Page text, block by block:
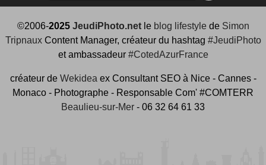
©2006-2025 JeudiPhoto.netle blog lifestylede Simon
TripnauxContent Manager, créateur du hashtag #JeudiPhoto
et ambassadeur #CotedAzurFrance
créateur de Wekidea ex Consultant SEO à Nice - Cannes -
Monaco - Photographe - Responsable Com' #COMTERR
Beaulieu-sur-Mer - 06 32 64 61 33